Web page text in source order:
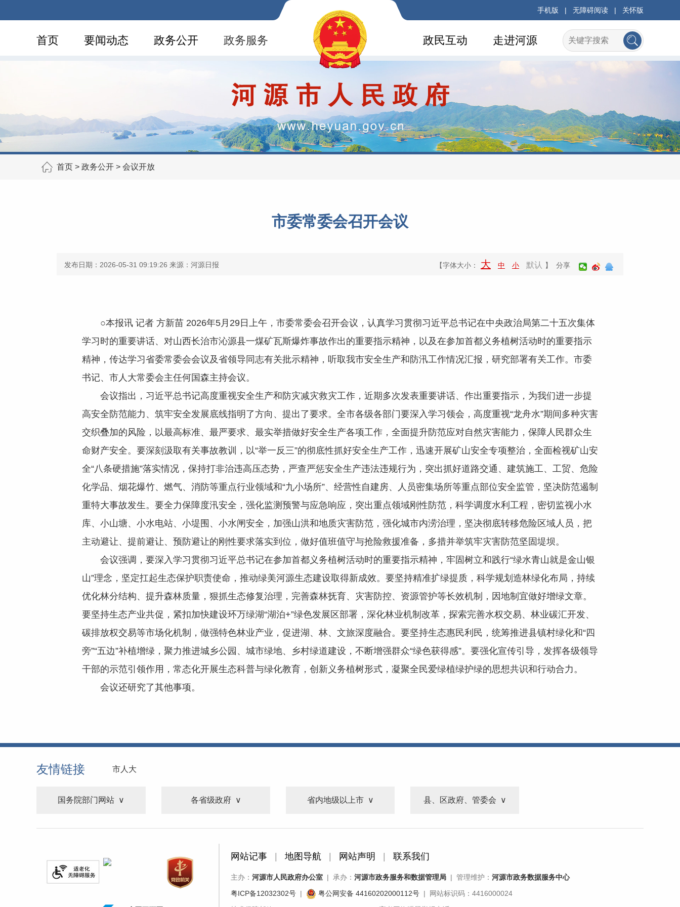
手机版 | 无障碍阅读 | 关怀版
首页 要闻动态 政务公开 政务服务 走进河源
政民互动
首页 > 政务公开 > 会议开放
市委常委会召开会议
发布日期：2026-05-31 09:19:26 来源：河源日报 【字体大小： 大 中 小 默认 】 分享
○本报讯 记者 方新苗 2026年5月29日上午，市委常委会召开会议，认真学习贯彻习近平总书记在中央政治局第二十五次集体
学习时的重要讲话、对山西长治市沁源县一煤矿瓦斯爆炸事故作出的重要指示精神，以及在参加首都义务植树活动时的重要指示
精神，传达学习省委常委会会议及省领导同志有关批示精神，听取我市安全生产和防汛工作情况汇报，研究部署有关工作。市委
书记、市人大常委会主任何国森主持会议。
会议指出，习近平总书记高度重视安全生产和防灾减灾救灾工作，近期多次发表重要讲话、作出重要指示，为我们进一步提
高安全防范能力、筑牢安全发展底线指明了方向、提出了要求。全市各级各部门要深入学习领会，高度重视“龙舟水”期间多种灾害
交织叠加的风险，以最高标准、最严要求、最实举措做好安全生产各项工作，全面提升防范应对自然灾害能力，保障人民群众生
命财产安全。要深刻汲取有关事故教训，以“举一反三”的彻底性抓好安全生产工作，迅速开展矿山安全专项整治，全面检视矿山安
全“八条硬措施”落实情况，保持打非治违高压态势，严查严惩安全生产违法违规行为，突出抓好道路交通、建筑施工、工贸、危险
化学品、烟花爆竹、燃气、消防等重点行业领域和“九小场所”、经营性自建房、人员密集场所等重点部位安全监管，坚决防范遏制
重特大事故发生。要全力保障度汛安全，强化监测预警与应急响应，突出重点领域刚性防范，科学调度水利工程，密切监视小水
库、小山塘、小水电站、小堤围、小水闸安全，加强山洪和地质灾害防范，强化城市内涝治理，坚决彻底转移危险区域人员，把
主动避让、提前避让、预防避让的刚性要求落实到位，做好值班值守与抢险救援准备，多措并举筑牢灾害防范坚固堤坝。
会议强调，要深入学习贯彻习近平总书记在参加首都义务植树活动时的重要指示精神，牢固树立和践行“绿水青山就是金山银
山”理念，坚定扛起生态保护职责使命，推动绿美河源生态建设取得新成效。要坚持精准扩绿提质，科学规划造林绿化布局，持续
优化林分结构、提升森林质量，狠抓生态修复治理，完善森林抚育、灾害防控、资源管护等长效机制，因地制宜做好增绿文章。
要坚持生态产业共促，紧扣加快建设环万绿湖“湖泊+”绿色发展区部署，深化林业机制改革，探索完善水权交易、林业碳汇开发、
碳排放权交易等市场化机制，做强特色林业产业，促进湖、林、文旅深度融合。要坚持生态惠民利民，统筹推进县镇村绿化和“四
旁”“五边”补植增绿，聚力推进城乡公园、城市绿地、乡村绿道建设，不断增强群众“绿色获得感”。要强化宣传引导，发挥各级领导
干部的示范引领作用，常态化开展生态科普与绿化教育，创新义务植树形式，凝聚全民爱绿植绿护绿的思想共识和行动合力。
会议还研究了其他事项。
友情链接 市人大
国务院部门网站 各省级政府 省内地级以上市 县、区政府、管委会
网站记事 地图导航 网站声明 联系我们
主办： 河源市人民政府办公室 | 承办： 河源市政务服务和数据管理局 | 管理维护： 河源市政务数据服务中心
粤ICP备12032302号 | 粤公网安备 44160202000112号 | 网站标识码：4416000024